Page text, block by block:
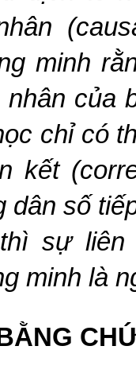
minh
của
chỉ có
kết
dân số
sự liên
minh là